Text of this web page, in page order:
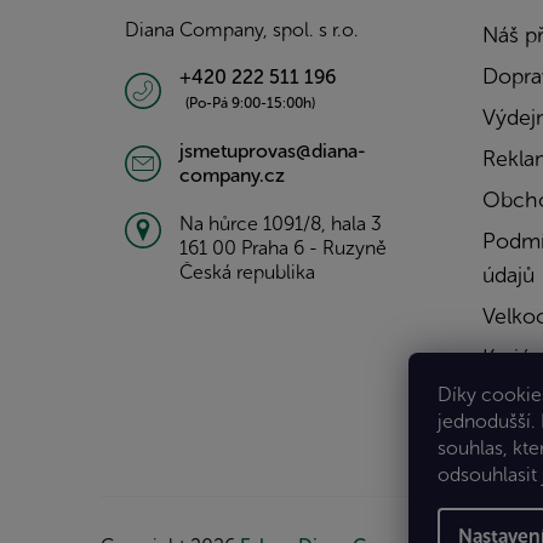
Díky
jednodušší.
souhlas,
odsouhlasit
Diana Company, spol. s r.o.
+420 222 511 196
(Po-Pá 9:00-15:00h)
jsmetuprovas@diana-
company.cz
Na hůrce 1091/8, hala 3
161 00 Praha 6 - Ruzyně
Česká republika
Náš
údajů